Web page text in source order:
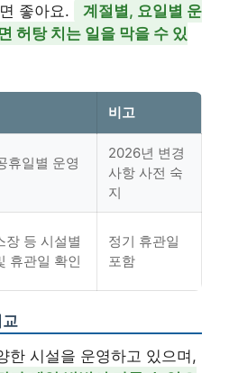
좋아요.
계절별, 요일별 운
허탕 치는 일을 막을 수 있
비고
휴일별 운영
2026년 변경
사항 사전 숙
지
장 등 시설별
휴관일 확인
정기 휴관일
포함
한 시설을 운영하고 있으며,